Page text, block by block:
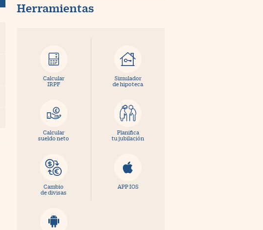
Herramientas
Calcular
IRPF
Simulador
de hipoteca
Calcular
sueldo neto
Planifica
tu jubilación
Cambio
de divisas
APP IOS